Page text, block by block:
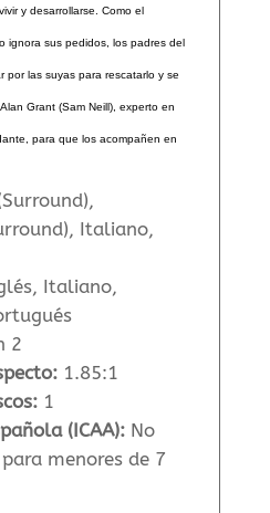
y desarrollarse. Como el
ignora sus pedidos, los padres del
por las suyas para rescatarlo y se
Grant (Sam Neill), experto en
para que los acompañen en
Italiano,
Italiano,
2
1.85:1
1
(ICAA): No
menores de 7